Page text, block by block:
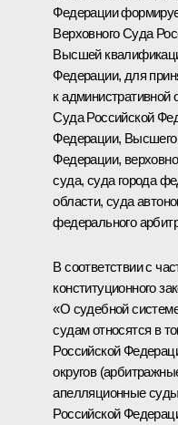
Федерации
Верховного Суда
Высшей
Федерации, для
к административной
Суда Российской
Федерации, Высшего
Федерации,
суда, суда города
области, суда
федерального
В соответствии с
конституционного
«О судебной
судам относятся в
Российской
округов
апелляционные
Российской